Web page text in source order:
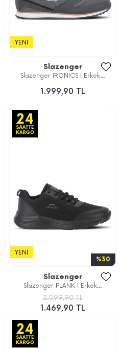
YENI
Slazenger
Slazenger IRONICS I Erkek...
1.999,90 TL
%30
YENI
Slazenger
Slazenger PLANK I Erkek...
2.099,90 TL
1.469,90 TL